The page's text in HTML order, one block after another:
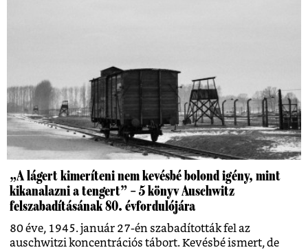
„A lágert kimeríteni nem kevésbé bolond igény, mint
kikanalazni a tengert” – 5 könyv Auschwitz
felszabadításának 80. évfordulójára
80 éve, 1945. január 27-én szabadították fel az
auschwitzi koncentrációs tábort. Kevésbé ismert, de